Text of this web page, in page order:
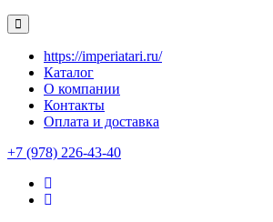
https://imperiatari.ru/
Каталог
О компании
Контакты
Оплата и доставка
+7 (978) 226-43-40